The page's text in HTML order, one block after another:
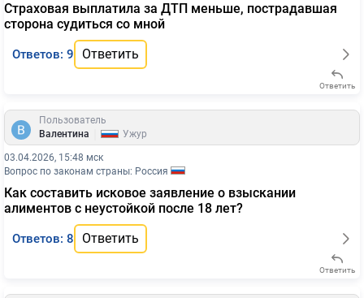
Страховая выплатила за ДТП меньше, пострадавшая
сторона судиться со мной
Ответов: 9 Ответить
Ответить
Пользователь
Валентина
Ужур
03.04.2026, 15:48 мск
Вопрос по законам страны: Россия
Как составить исковое заявление о взыскании
алиментов с неустойкой после 18 лет?
Ответов: 8 Ответить
Ответить